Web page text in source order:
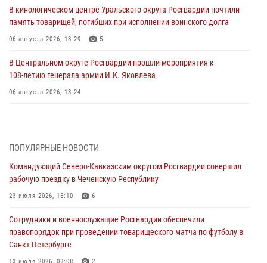
В кинологическом центре Уральского округа Росгвардии почтили
память товарищей, погибших при исполнении воинского долга
06 августа 2026, 13:29 5
В Центральном округе Росгвардии прошли мероприятия к
108‑летию генерала армии И.К. Яковлева
06 августа 2026, 13:24
06 августа 2026, 12:35 1
Росгвардейцы провели выставку вооружения для участников сбора
«Гвардеец» в Пензе (видео)
06 августа 2026, 12:00
В Курске росгвардейцы приняли участие в митинге, посвященном
второй годовщине вторжения ВСУ на территорию области
06 августа 2026, 11:56
ПОПУЛЯРНЫЕ НОВОСТИ
Командующий Северо-Кавказским округом Росгвардии совершил
рабочую поездку в Чеченскую Республику
23 июля 2026, 16:10 6
Сотрудники и военнослужащие Росгвардии обеспечили
правопорядок при проведении товарищеского матча по футболу в
Санкт-Петербурге
13 июля 2026, 08:08 2